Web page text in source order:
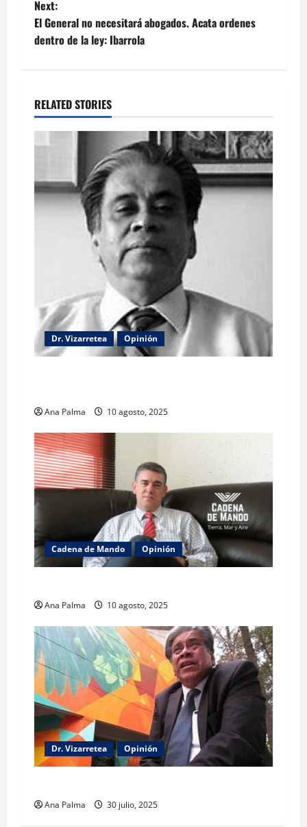
Next:
El General no necesitará abogados. Acata ordenes
dentro de la ley: Ibarrola
RELATED STORIES
Dr. Vizarretea Opinión
Ana Palma 10 agosto, 2025
Cadena de Mando Opinión
Ana Palma 10 agosto, 2025
Dr. Vizarretea Opinión
Ana Palma 30 julio, 2025